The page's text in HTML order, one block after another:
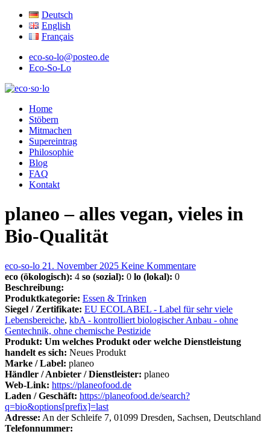
Deutsch
English
Français
eco-so-lo@posteo.de
Eco-So-Lo
eco·so·lo
Home
Stöbern
Mitmachen
Supereintrag
Philosophie
Blog
FAQ
Kontakt
planeo – alles vegan, vieles in
Bio-Qualität
eco-so-lo 21. November 2025 Keine Kommentare
eco (ökologisch): 4 so (sozial): 0 lo (lokal): 0
Beschreibung:
Produktkategorie: Essen & Trinken
Siegel / Zertifikate: EU ECOLABEL - Label für sehr viele
Lebensbereiche, kbA - kontrolliert biologischer Anbau - ohne
Gentechnik, ohne chemische Pestizide
Produkt: Um welches Produkt oder welche Dienstleistung
handelt es sich: Neues Produkt
Marke / Label: planeo
Händler / Anbieter / Dienstleister: planeo
Web-Link: https://planeofood.de
Laden / Geschäft: https://planeofood.de/search?
q=bio&options[prefix]=last
Adresse: An der Schleife 7, 01099 Dresden, Sachsen, Deutschland
Telefonnummer: